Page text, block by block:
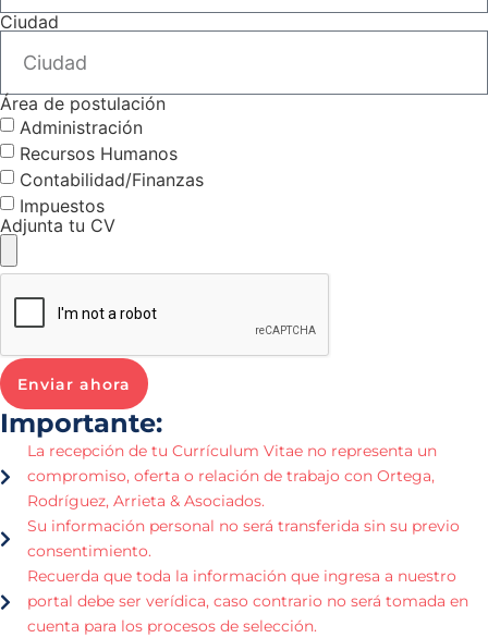
Ciudad
Área de postulación
Administración
Recursos Humanos
Contabilidad/Finanzas
Impuestos
Adjunta tu CV
Enviar ahora
Importante:
La recepción de tu Currículum Vitae no representa un
compromiso, oferta o relación de trabajo con Ortega,
Rodríguez, Arrieta & Asociados.
Su información personal no será transferida sin su previo
consentimiento.
Recuerda que toda la información que ingresa a nuestro
portal debe ser verídica, caso contrario no será tomada en
cuenta para los procesos de selección.